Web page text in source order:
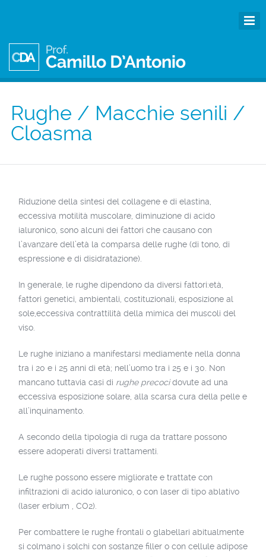
Rughe / Macchie senili /
Cloasma
Riduzione della sintesi del collagene e di elastina,
eccessiva motilità muscolare, diminuzione di acido
ialuronico, sono alcuni dei fattori che causano con
l’avanzare dell’età la comparsa delle rughe (di tono, di
espressione e di disidratazione).
In generale, le rughe dipendono da diversi fattori:età,
fattori genetici, ambientali, costituzionali, esposizione al
sole,eccessiva contrattilità della mimica dei muscoli del
viso.
Le rughe iniziano a manifestarsi mediamente nella donna
tra i 20 e i 25 anni di età; nell’uomo tra i 25 e i 30. Non
mancano tuttavia casi di rughe precocidovute ad una
eccessiva esposizione solare, alla scarsa cura della pelle e
all’inquinamento.
A secondo della tipologia di ruga da trattare possono
essere adoperati diversi trattamenti.
Le rughe possono essere migliorate e trattate con
infiltrazioni di acido ialuronico, o con laser di tipo ablativo
(laser erbium , CO2).
Per combattere le rughe frontali o glabellari abitualmente
si colmano i solchi con sostanze filler o con cellule adipose